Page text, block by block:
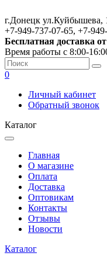
г.Донецк ул.Куйбышева,
+7-949-737-07-65, +7-
Бесплатная доставка
Время работы с 8:00-
0
Личный кабинет
Обратный звонок
Каталог
Главная
О магазине
Оплата
Доставка
Оптовикам
Контакты
Отзывы
Новости
Каталог